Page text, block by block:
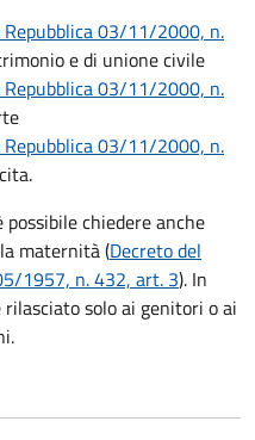
Repubblica 03/11/2000, n.
e di unione civile
Repubblica 03/11/2000, n.
Repubblica 03/11/2000, n.
chiedere anche
maternità (Decreto del
1957, n. 432, art. 3). In
solo ai genitori o ai